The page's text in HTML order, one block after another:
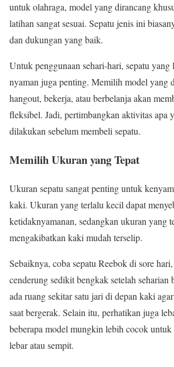
untuk olahraga, model yang dirancang
latihan sangat sesuai. Sepatu jenis ini
dan dukungan yang baik.
Untuk penggunaan sehari-hari, sepatu
nyaman juga penting. Memilih model yang
hangout, bekerja, atau berbelanja akan
fleksibel. Jadi, pertimbangkan aktivitas apa
dilakukan sebelum membeli sepatu.
Memilih Ukuran yang Tepat
Ukuran sepatu sangat penting untuk
kaki. Ukuran yang terlalu kecil dapat
ketidaknyamanan, sedangkan ukuran yang
mengakibatkan kaki mudah terselip.
Sebaiknya, coba sepatu Reebok di sore
cenderung sedikit bengkak setelah seharian
ada ruang sekitar satu jari di depan kaki
saat bergerak. Selain itu, perhatikan juga
beberapa model mungkin lebih cocok
lebar atau sempit.